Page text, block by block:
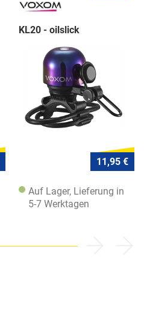
KL20 - oilslick
11,95 €
Auf Lager, Lieferung in
5-7 Werktagen